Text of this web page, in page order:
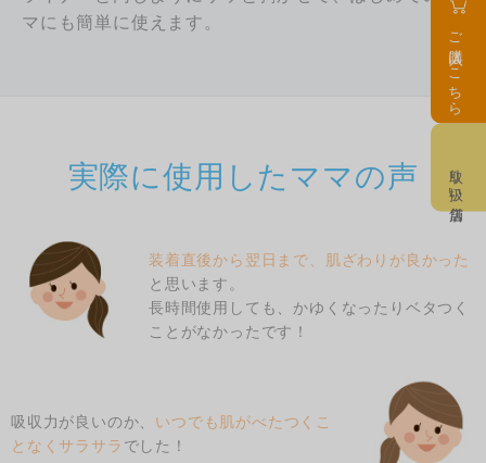
ご購入はこちら
取り扱い店舗
マにも簡単に使えます。
実際に使用したママの声
装着直後から翌日まで、肌ざわりが良かった
と思います。
長時間使用しても、かゆくなったりベタつく
ことがなかったです！
吸収力が良いのか、 いつでも肌がべたつくこ
となくサラサラ でした！